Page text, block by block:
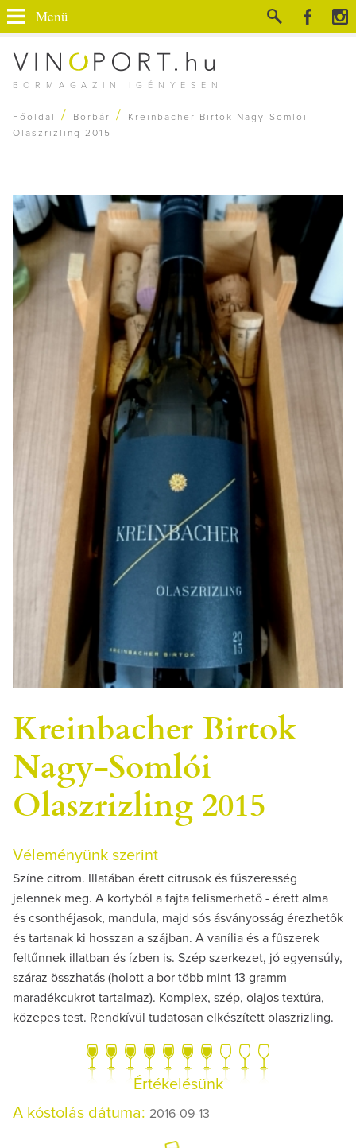
BORMAGAZIN IGÉNYESEN
Menü
Főoldal / Borbár /
Kreinbacher Birtok Nagy-Somlói
Olaszrizling 2015
Kreinbacher Birtok
Nagy-Somlói
Olaszrizling 2015
Véleményünk szerint
Színe citrom. Illatában érett citrusok és fűszeresség
jelennek meg. A kortyból a fajta felismerhető - érett alma
és csonthéjasok, mandula, majd sós ásványosság érezhetők
és tartanak ki hosszan a szájban. A vanília és a fűszerek
feltűnnek illatban és ízben is. Szép szerkezet, jó egyensúly,
száraz összhatás (holott a bor több mint 13 gramm
maradékcukrot tartalmaz). Komplex, szép, olajos textúra,
közepes test. Rendkívül tudatosan elkészített olaszrizling.
Értékelésünk
A kóstolás dátuma: 2016-09-13